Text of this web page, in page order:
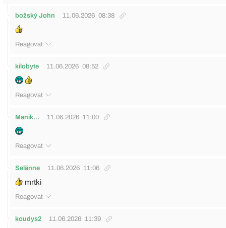
božský John 11.06.2026 08:38
Reagovat
kilobyte 11.06.2026 08:52
Reagovat
Manik... 11.06.2026 11:00
Reagovat
Selänne 11.06.2026 11:06
mrtki
Reagovat
koudys2 11.06.2026 11:39